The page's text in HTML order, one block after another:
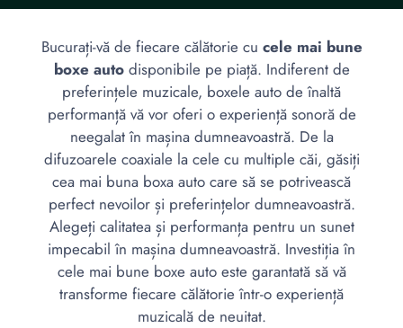
Bucurați-vă de fiecare călătorie cu cele mai bune
boxe autodisponibile pe piață. Indiferent de
preferințele muzicale, boxele auto de înaltă
performanță vă vor oferi o experiență sonoră de
neegalat în mașina dumneavoastră. De la
difuzoarele coaxiale la cele cu multiple căi, găsiți
cea mai buna boxa auto care să se potrivească
perfect nevoilor și preferințelor dumneavoastră.
Alegeți calitatea și performanța pentru un sunet
impecabil în mașina dumneavoastră. Investiția în
cele mai bune boxe auto este garantată să vă
transforme fiecare călătorie într-o experiență
muzicală de neuitat.